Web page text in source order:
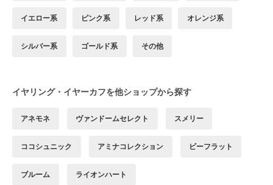
イエロー系 ピンク系 レッド系 オレンジ系
シルバー系 ゴールド系 その他
イヤリング・イヤーカフを他ショップから探す
アネモネ ヴァンドームセレクト スメリー
ココシュニック アミナコレクション ビーフラット
ブルーム ライオンハート